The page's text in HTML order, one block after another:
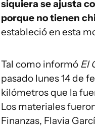
siquiera se ajusta
porque no tienen
estableció en esta
Tal como informó El
pasado lunes 14 de
kilómetros que la
Los materiales
Finanzas, Flavia